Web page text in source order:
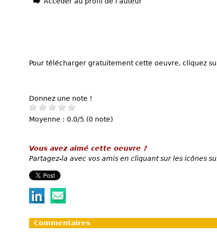
Pour télécharger gratuitement cette oeuvre, cliquez
Donnez une note !
Moyenne : 0.0/5 (0 note)
Vous avez aimé cette oeuvre ?
Partagez-la avec vos amis en cliquant sur les icônes
Commentaires